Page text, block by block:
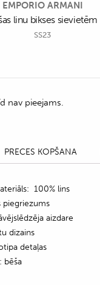
EMPORIO ARMANI
linu bikses sievietēm
SS23
nav pieejams.
PRECES KOPŠANA
100% lins
piegriezums
aizdare
dizains
detaļas
bēša